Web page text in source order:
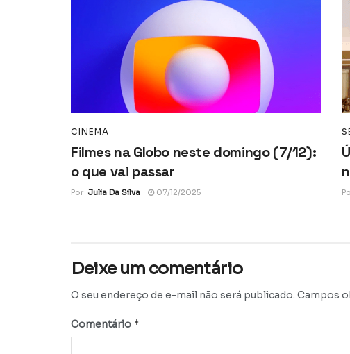
CINEMA
Filmes na Globo neste domingo (7/12):
o que vai passar
Por Julia Da Silva 07/12/2025
Deixe um comentário
O seu endereço de e-mail não será publicado. Campos
Comentário *